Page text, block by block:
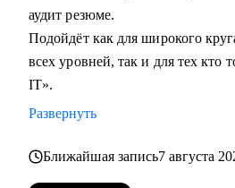
аудит резюме.
Подойдёт как для широкого
всех уровней, так и для тех кто
IT».
Развернуть
Ближайшая запись7 августа